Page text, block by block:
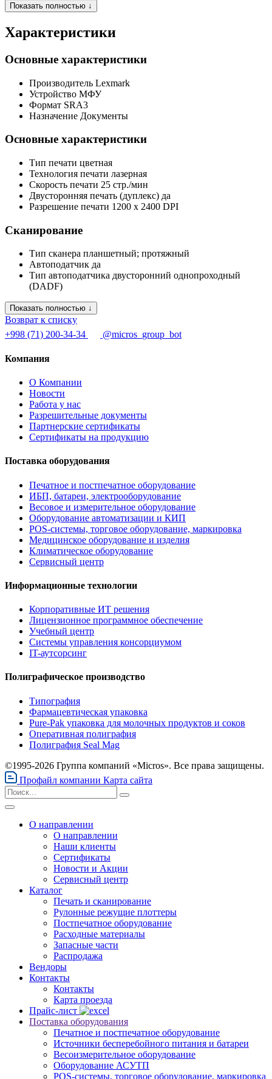
Показать полностью ↓
Характеристики
Основные характеристики
Производитель Lexmark
Устройство МФУ
Формат SRA3
Назначение Документы
Основные характеристики
Тип печати цветная
Технология печати лазерная
Скорость печати 25 стр./мин
Двусторонняя печать (дуплекс) да
Разрешение печати 1200 x 2400 DPI
Сканирование
Тип сканера планшетный; протяжный
Автоподатчик да
Тип автоподатчика двусторонний однопроходный
(DADF)
Показать полностью ↓
Возврат к списку
+998 (71) 200-34-34
@micros_group_bot
Компания
О Компании
Новости
Работа у нас
Разрешительные документы
Партнерские сертификаты
Сертификаты на продукцию
Поставка оборудования
Печатное и постпечатное оборудование
ИБП, батареи, электрооборудование
Весовое и измерительное оборудование
Оборудование автоматизации и КИП
POS-системы, торговое оборудование, маркировка
Медицинское оборудование и изделия
Климатическое оборудование
Сервисный центр
Информационные технологии
Корпоративные ИТ решения
Лицензионное программное обеспечение
Учебный центр
Системы управления консорциумом
IT-аутсорсинг
Полиграфическое производство
Типография
Фармацевтическая упаковка
Pure-Pak упаковка для молочных продуктов и соков
Оперативная полиграфия
Полиграфия Seal Mag
©1995-2026 Группа компаний «Micros». Все права защищены.
Профайл компании Карта сайта
О направлении
О направлении
Наши клиенты
Сертификаты
Новости и Акции
Сервисный центр
Каталог
Печать и сканирование
Рулонные режущие плоттеры
Постпечатное оборудование
Расходные материалы
Запасные части
Распродажа
Вендоры
Контакты
Контакты
Карта проезда
Прайс-лист
Поставка оборудования
Печатное и постпечатное оборудование
Источники бесперебойного питания и батареи
Весоизмерительное оборудование
Оборудование АСУТП
POS-системы, торговое оборудование, маркировка